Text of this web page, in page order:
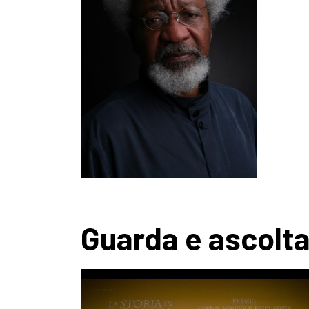
Guarda e